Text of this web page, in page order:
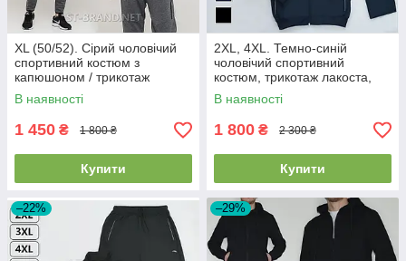
XL (50/52). Сірий чоловічий
спортивний костюм з
капюшоном / трикотаж
двунитка
В наявності
1 450 ₴ 1 800 ₴
Купити
2XL, 4XL. Темно-синій
чоловічий спортивний
костюм, трикотаж лакоста,
весна-осінь
В наявності
1 800 ₴ 2 300 ₴
Купити
–22% –29%